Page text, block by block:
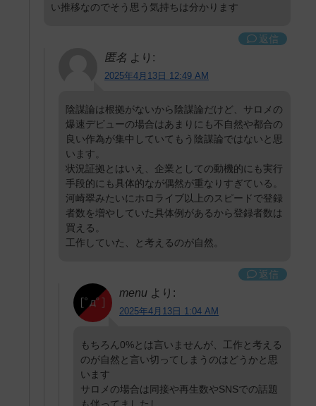
い推移なのでそう思う気持ちは分かります
返信
匿名 より:
2025年4月13日 12:49 AM
陰謀論は根拠がないから陰謀論だけど、サロメの
爆速デビューの場合はあまりにも不自然や都合の
良い作為が集中していてもう陰謀論ではないと思
います。
状況証拠とはいえ、企業としての動機的にも実行
手段的にも具体的なが偶然が重なりすぎている。
河崎翠みたいにホロライブ以上のスピードで登録
者数を増やしていた具体例があるから登録者数は
買える。
工作していた、と考えるのが自然。
返信
menu より:
2025年4月13日 1:04 AM
もちろん0%とは言いませんが、工作と考える
のが自然と言い切ってしまうのはどうかと思
います
サロメの場合は同接や再生数やSNSでの話題
も伴ってましたし